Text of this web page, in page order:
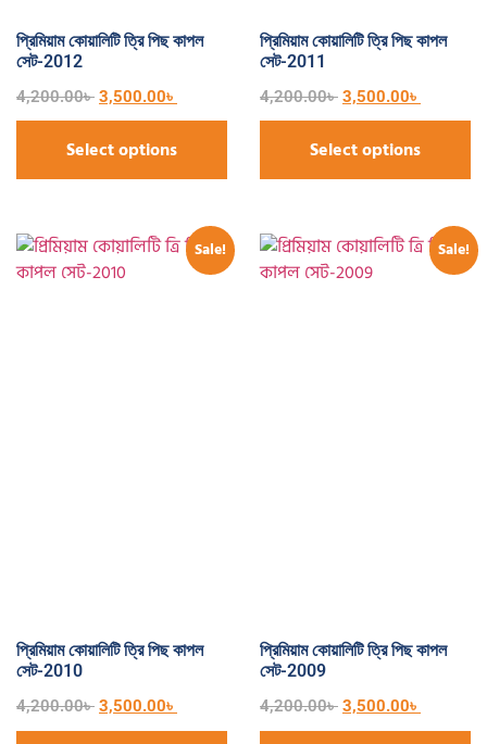
প্রিমিয়াম কোয়ালিটি ত্রি পিছ কাপল
সেট-2012
4,200.00৳ 3,500.00৳
Select options
প্রিমিয়াম কোয়ালিটি ত্রি পিছ কাপল
সেট-2011
4,200.00৳ 3,500.00৳
Select options
Sale!
প্রিমিয়াম কোয়ালিটি ত্রি পিছ কাপল
সেট-2010
4,200.00৳ 3,500.00৳
Sale!
প্রিমিয়াম কোয়ালিটি ত্রি পিছ কাপল
সেট-2009
4,200.00৳ 3,500.00৳